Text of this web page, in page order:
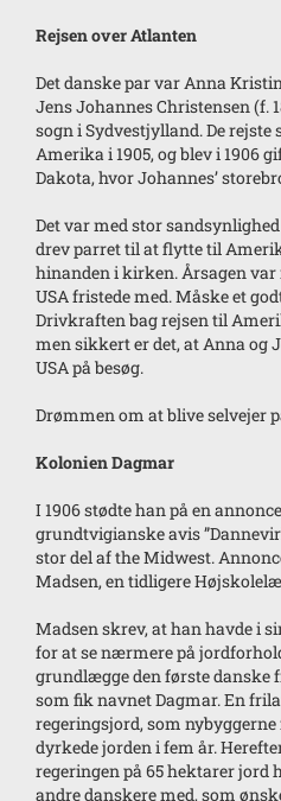
Rejsen over Atlanten
Det danske par var Anna
Jens Johannes Christensen (f.
sogn i Sydvestjylland. De
Amerika i 1905, og blev i 1906
Dakota, hvor Johannes’
Det var med stor
drev parret til at flytte til
hinanden i kirken. Årsagen
USA fristede med. Måske et
Drivkraften bag rejsen til
men sikkert er det, at Anna og
USA på besøg.
Drømmen om at blive selvejer
Kolonien Dagmar
I 1906 stødte han på en
grundtvigianske avis
stor del af the Midwest.
Madsen, en tidligere
Madsen skrev, at han havde i
for at se nærmere på
grundlægge den første
som fik navnet Dagmar. En
regeringsjord, som
dyrkede jorden i fem år.
regeringen på 65 hektarer jord
andre danskere med, som